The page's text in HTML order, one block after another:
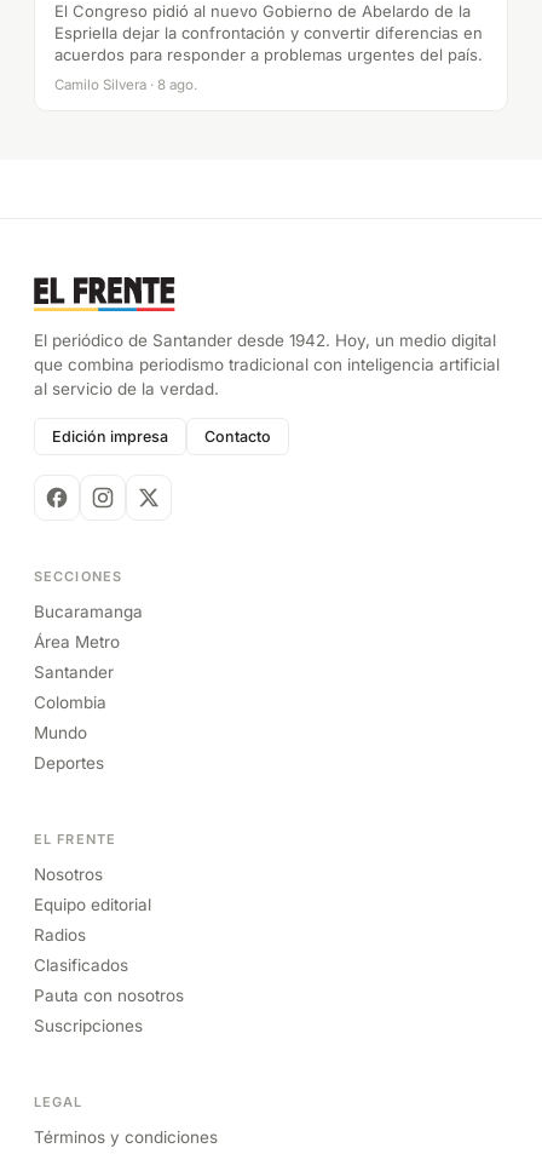
El Congreso pidió al nuevo Gobierno de Abelardo de la
Espriella dejar la confrontación y convertir diferencias en
acuerdos para responder a problemas urgentes del país.
Camilo Silvera · 8 ago.
El periódico de Santander desde 1942. Hoy, un medio digital
que combina periodismo tradicional con inteligencia artificial
al servicio de la verdad.
Edición impresa Contacto
SECCIONES
Bucaramanga
Área Metro
Santander
Colombia
Mundo
Deportes
EL FRENTE
Nosotros
Equipo editorial
Radios
Clasificados
Pauta con nosotros
Suscripciones
LEGAL
Términos y condiciones